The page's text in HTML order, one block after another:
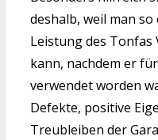
deshalb, weil man
Leistung des Tonfas
kann, nachdem er
verwendet worden
Defekte, positive
Treubleiben der